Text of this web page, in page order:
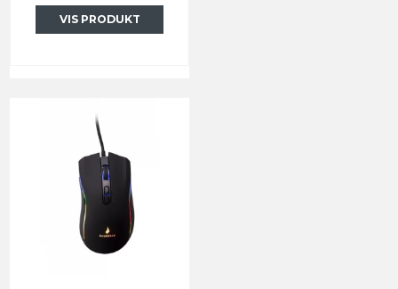
VIS PRODUKT